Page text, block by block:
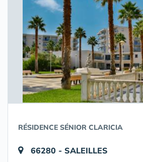
RÉSIDENCE SÉNIOR CLARICIA
66280 - SALEILLES